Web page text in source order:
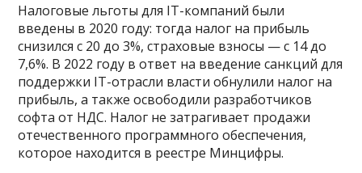
Налоговые льготы для IT-компаний были
введены в 2020 году: тогда налог на прибыль
снизился с 20 до 3%, страховые взносы — с 14 до
7,6%. В 2022 году в ответ на введение санкций для
поддержки IT-отрасли власти обнулили налог на
прибыль, а также освободили разработчиков
софта от НДС. Налог не затрагивает продажи
отечественного программного обеспечения,
которое находится в реестре Минцифры.